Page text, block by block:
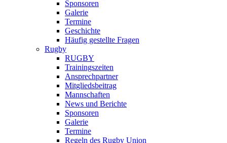
Sponsoren
Galerie
Termine
Geschichte
Häufig gestellte Fragen
Rugby
RUGBY
Trainingszeiten
Ansprechpartner
Mitgliedsbeitrag
Mannschaften
News und Berichte
Sponsoren
Galerie
Termine
Regeln des Rugby Union